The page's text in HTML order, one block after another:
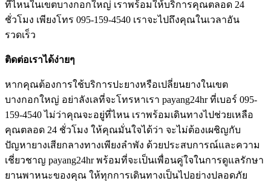
ที่ไหนในเขตบางกอกใหญ่ เราพร้อมให้บริการคุณตลอด 24
ชั่วโมง เพียงโทร 095-159-4540 เราจะไปถึงคุณในเวลาอัน
รวดเร็ว
ติดต่อเราได้ง่ายๆ
หากคุณต้องการใช้บริการปะยางหรือเปลี่ยนยางในเขต
บางกอกใหญ่ อย่าลังเลที่จะโทรหาเรา payang24hr ที่เบอร์ 095-
159-4540 ไม่ว่าคุณจะอยู่ที่ไหน เราพร้อมเดินทางไปช่วยเหลือ
คุณตลอด 24 ชั่วโมง ให้คุณมั่นใจได้ว่า จะไม่ต้องเผชิญกับ
ปัญหายางเสียกลางทางเพียงลำพัง ด้วยประสบการณ์และความ
เชี่ยวชาญ payang24hr พร้อมที่จะเป็นเพื่อนคู่ใจในการดูแลรักษา
ยานพาหนะของคุณ ให้ทุกการเดินทางเป็นไปอย่างปลอดภัย